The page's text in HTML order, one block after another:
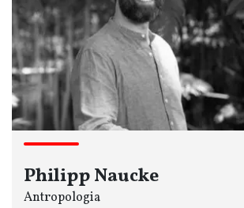
Philipp Naucke
Antropologia